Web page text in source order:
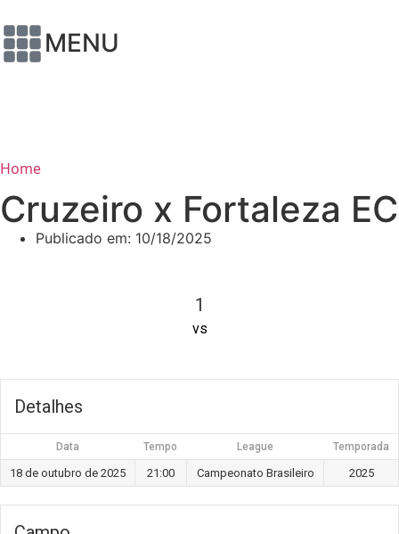
MENU
Home
Cruzeiro x Fortaleza EC
Publicado em: 10/18/2025
1
vs
Detalhes
Data Tempo League Temporada
18 de outubro de 2025 21:00 Campeonato Brasileiro 2025